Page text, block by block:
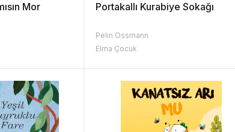
Mor
Portakallı Kurabiye Sokağı
Pelin Ossmann
Elma Çocuk